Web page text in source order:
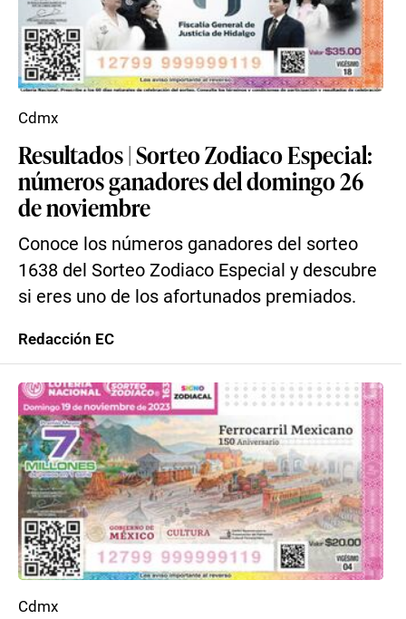
Resultados | Sorteo Zodiaco Especial:
números ganadores del domingo 26
de noviembre
Conoce los números ganadores del sorteo
1638 del Sorteo Zodiaco Especial y descubre
si eres uno de los afortunados premiados.
Cdmx
Redacción EC
Cdmx